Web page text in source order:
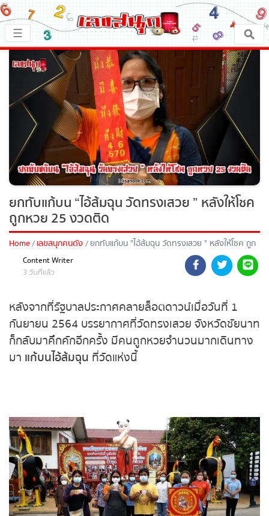
หน้าหลัก
เลขเด็ด
ตรวจเลขสนุก
เลขสนุกมงคล
เลขสนุกคนดัง
เลขสนุกความเชื่อ
หวยสด
ถ่ายทอดสดหวยออมสิน
ถ่ายทอดสดหวย ธกส.
ถ่ายทอดสดหวยลาว ซุปเปอร์
ถ่ายทอดสดหวยฮานอย
ถ่ายทอดสดหวยฮานอยพิเศษ
×
☰
ยกทับแก้บน “ไอ้ส้มฉุน วัดทรงเสวย ” หลังให้
โชค ถูกหวย 25 งวดติด
Home เลขสนุกคนดัง
ยกทับแก้บน "ไอ้ส้มฉุน วัดทรงเสวย " หลังให้โชค ถูก
หวย 25 งวดติด
Content Writer
หลังจากที่รัฐบาลประกาศคลายล็อตดาวน์เมื่อวันที่ 1
กันยายน 2564 บรรยากาศที่วัดทรงเสวย จังหวัด
ชัยนาท ก็กลับมาคึกคักอีกครั้ง มีคนถูกหวยจำนวน
มากเดินทางมาแก้บนไอ้ส้มฉุน
x ปิดโฆษณา